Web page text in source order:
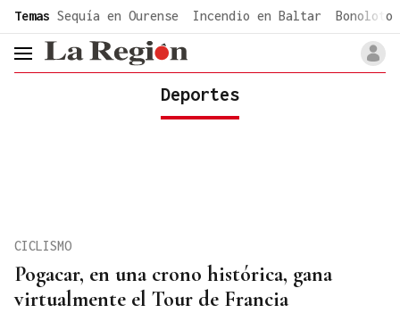
common.go-to-content
Temas Sequía en Ourense Incendio en Baltar Bonoloto
header.menu.open
Deportes
Pogacar, en una crono histórica, gana
virtualmente el Tour de Francia
CICLISMO